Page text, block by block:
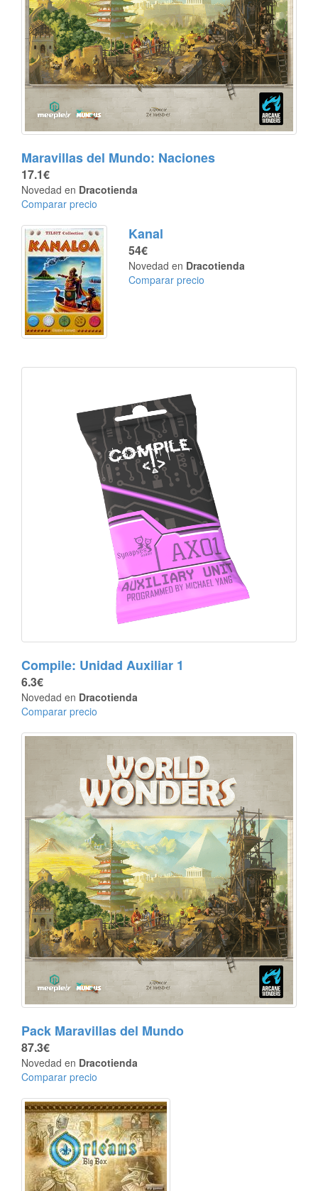
Maravillas del Mundo: Naciones
17.1€
Novedad en Dracotienda
Comparar precio
Kanal
54€
Novedad en Dracotienda
Comparar precio
Compile: Unidad Auxiliar 1
6.3€
Novedad en Dracotienda
Comparar precio
Pack Maravillas del Mundo
87.3€
Novedad en Dracotienda
Comparar precio